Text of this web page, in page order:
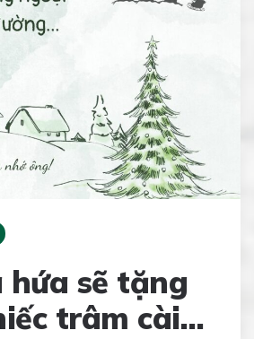
hứa sẽ tặng
trâm cài…